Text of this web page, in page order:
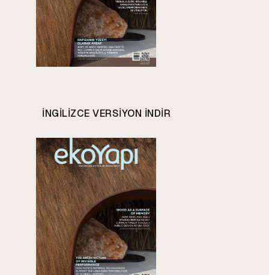
INGILIZCE VERSIYON INDIR